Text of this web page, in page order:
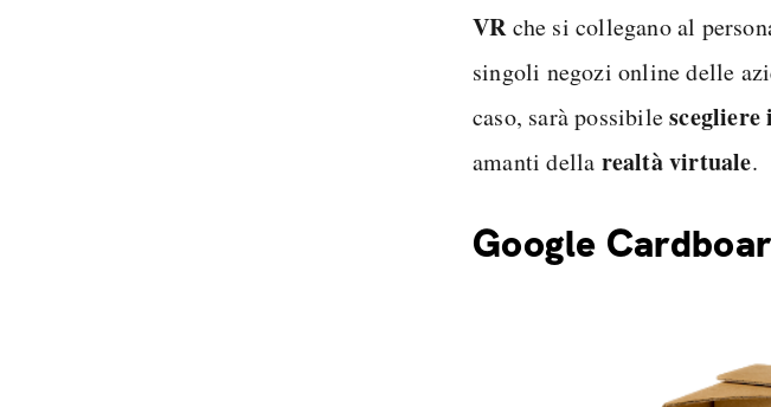
VRche si collegano al
singoli negozi online delle
caso, sarà possibile
amanti della realtà virtuale.
Google